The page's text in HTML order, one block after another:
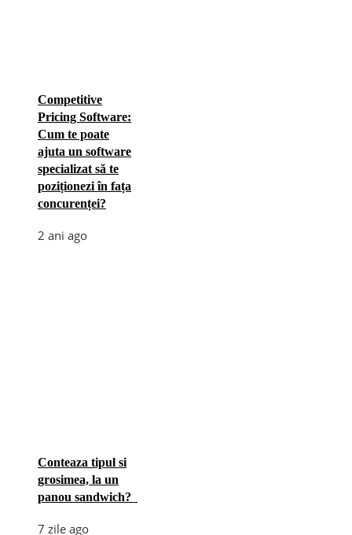
Competitive
Pricing Software:
Cum te poate
ajuta un software
specializat să te
poziționezi în fața
concurenței?
2 ani ago
Conteaza tipul si
grosimea, la un
panou sandwich?
7 zile ago